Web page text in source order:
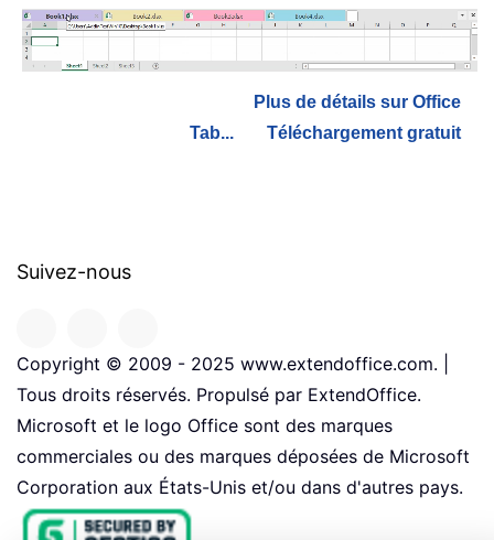
Plus de détails sur Office
Tab...
Téléchargement gratuit
Suivez-nous
Copyright © 2009 - 2025 www.extendoffice.com. |
Tous droits réservés. Propulsé par ExtendOffice.
Microsoft et le logo Office sont des marques
commerciales ou des marques déposées de Microsoft
Corporation aux États-Unis et/ou dans d'autres pays.